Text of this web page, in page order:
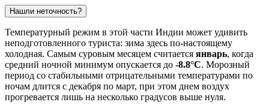
Нашли неточность?
Температурный режим в этой части Индии может удивить
неподготовленного туриста: зима здесь по-настоящему
холодная. Самым суровым месяцем считается январь, когда
средний ночной минимум опускается до -8.8°C. Морозный
период со стабильными отрицательными температурами по
ночам длится с декабря по март, при этом днем воздух
прогревается лишь на несколько градусов выше нуля.